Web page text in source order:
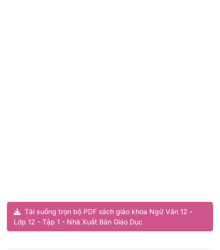
Tải xuống trọn bộ PDF sách giáo khoa Ngữ Văn 12 -
Lớp 12 - Tập 1 - Nhà Xuất Bản Giáo Dục